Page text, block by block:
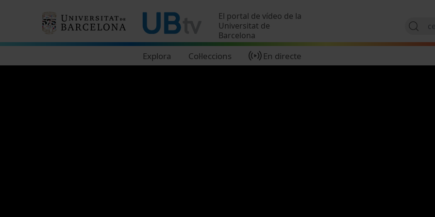
El portal de vídeo de la
Universitat de
Barcelona
Explora Col·leccions En directe